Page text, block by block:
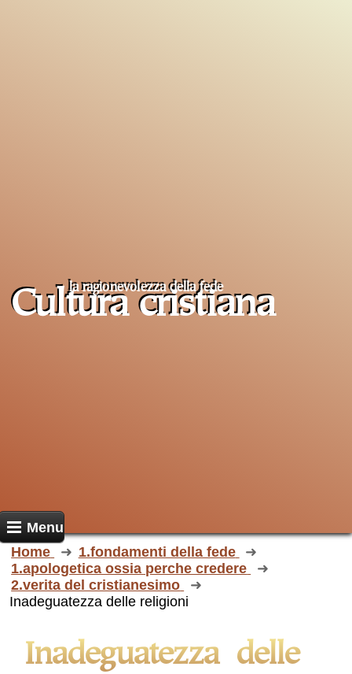
Cultura cristiana
la ragionevolezza della fede
Menu
Home
1.fondamenti della fede
1.apologetica ossia perche credere
2.verita del cristianesimo
Inadeguatezza delle religioni
Inadeguatezza delle